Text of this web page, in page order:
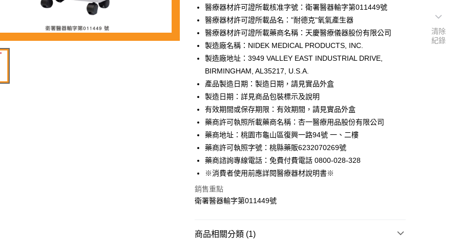
醫療器材許可證所載核准字號：衛署醫器輸字第011449號
醫療器材許可證所載品名："耐德克"氧氣產生器
醫療器材許可證所載藥商名稱：天慶醫療儀器股份有限公司
製造廠名稱：NIDEK MEDICAL PRODUCTS, INC.
製造廠地址：3949 VALLEY EAST INDUSTRIAL DRIVE,
BIRMINGHAM, AL35217, U.S.A.
產品製造日期：製造日期，請見實品外盒
製造日期：詳見商品包裝標示及說明
有效期間或保存期限：有效期間，請見實品外盒
藥商許可執照所載藥商名稱：杏一醫療用品股份有限公司
藥商地址：桃園市龜山區復興一路94號 一、二樓
藥商許可執照字號：桃縣藥販6232070269號
藥商諮詢專線電話：免費付費電話 0800-028-328
※消費者使用前應詳閱醫療器材說明書※
銷售重點
衛署醫器輸字第011449號
商品相關分類 (1)
清除
紀錄